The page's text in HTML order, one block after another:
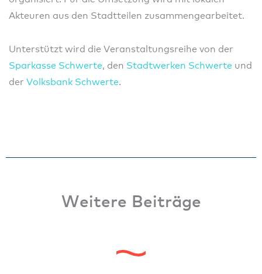
Akteuren aus den Stadtteilen zusammengearbeitet.
Unterstützt wird die Veranstaltungsreihe von der
Sparkasse Schwerte, den Stadtwerken Schwerte und
der Volksbank Schwerte.
Weitere Beiträge